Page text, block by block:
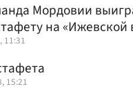
Мордовии
на «Ижевской
11:31
15:21